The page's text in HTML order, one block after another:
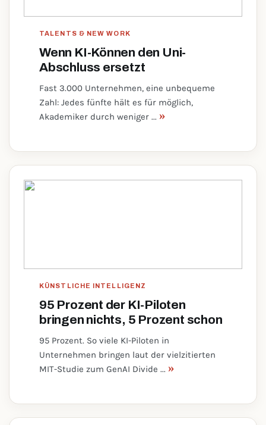
TALENTS & NEW WORK
Wenn KI-Können den Uni-
Abschluss ersetzt
Fast 3.000 Unternehmen, eine unbequeme
Zahl: Jedes fünfte hält es für möglich,
Akademiker durch weniger ... »
KÜNSTLICHE INTELLIGENZ
95 Prozent der KI-Piloten
bringen nichts, 5 Prozent schon
95 Prozent. So viele KI-Piloten in
Unternehmen bringen laut der vielzitierten
MIT-Studie zum GenAI Divide ... »